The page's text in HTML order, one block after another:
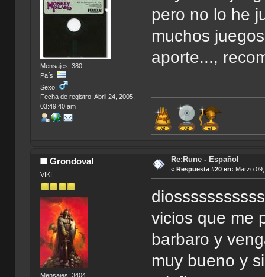
Mensajes: 380
País:
Sexo:
Fecha de registro: Abril 24, 2005,
03:49:40 am
pero no lo he
muchos
aporte...,
Grondoval
VIKI
Mensajes: 3404
Re:Rune - Español
« Respuesta #20 en: Marzo
vicios que me
barbaro y
muy bueno y